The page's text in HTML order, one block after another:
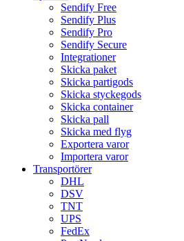
Sendify Free
Sendify Plus
Sendify Pro
Sendify Secure
Integrationer
Skicka paket
Skicka partigods
Skicka styckegods
Skicka container
Skicka pall
Skicka med flyg
Exportera varor
Importera varor
Transportörer
DHL
DSV
TNT
UPS
FedEx